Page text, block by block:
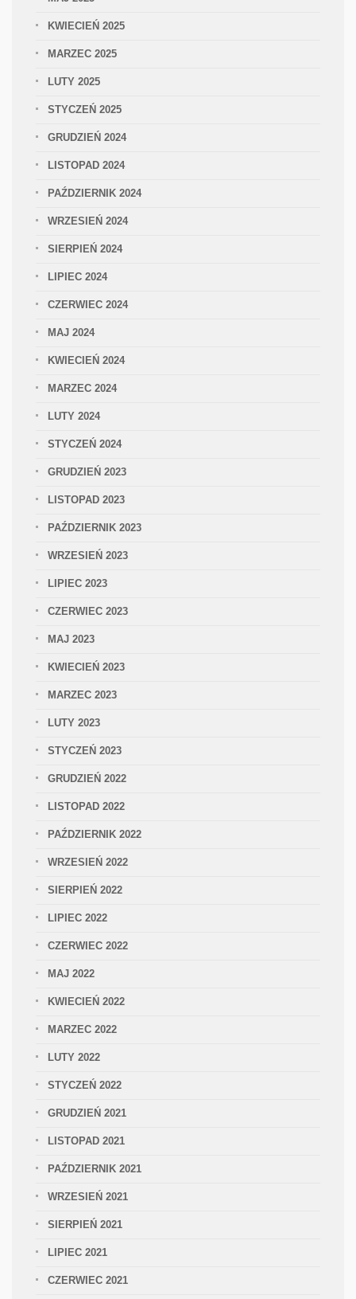
KWIECIEŃ 2025
MARZEC 2025
LUTY 2025
STYCZEŃ 2025
GRUDZIEŃ 2024
LISTOPAD 2024
PAŹDZIERNIK 2024
WRZESIEŃ 2024
SIERPIEŃ 2024
LIPIEC 2024
CZERWIEC 2024
MAJ 2024
KWIECIEŃ 2024
MARZEC 2024
LUTY 2024
STYCZEŃ 2024
GRUDZIEŃ 2023
LISTOPAD 2023
PAŹDZIERNIK 2023
WRZESIEŃ 2023
LIPIEC 2023
CZERWIEC 2023
MAJ 2023
KWIECIEŃ 2023
MARZEC 2023
LUTY 2023
STYCZEŃ 2023
GRUDZIEŃ 2022
LISTOPAD 2022
PAŹDZIERNIK 2022
WRZESIEŃ 2022
SIERPIEŃ 2022
LIPIEC 2022
CZERWIEC 2022
MAJ 2022
KWIECIEŃ 2022
MARZEC 2022
LUTY 2022
STYCZEŃ 2022
GRUDZIEŃ 2021
LISTOPAD 2021
PAŹDZIERNIK 2021
WRZESIEŃ 2021
SIERPIEŃ 2021
LIPIEC 2021
CZERWIEC 2021